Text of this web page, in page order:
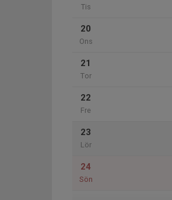
Tis
20
Ons
21
Tor
22
Fre
23
Lör
24
Sön